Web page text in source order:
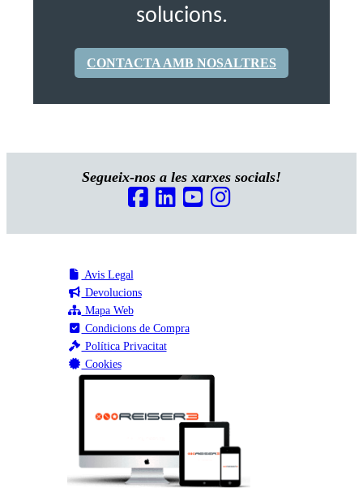
solucions.
CONTACTA AMB NOSALTRES
Segueix-nos a les xarxes socials!
Avis Legal
Devolucions
Mapa Web
Condicions de Compra
Política Privacitat
Cookies